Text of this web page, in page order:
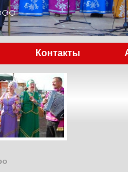
Контакты